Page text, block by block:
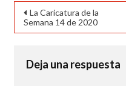
Navegación
de
entradas
La Caricatura de la
Semana 14 de 2020
Deja una respuesta